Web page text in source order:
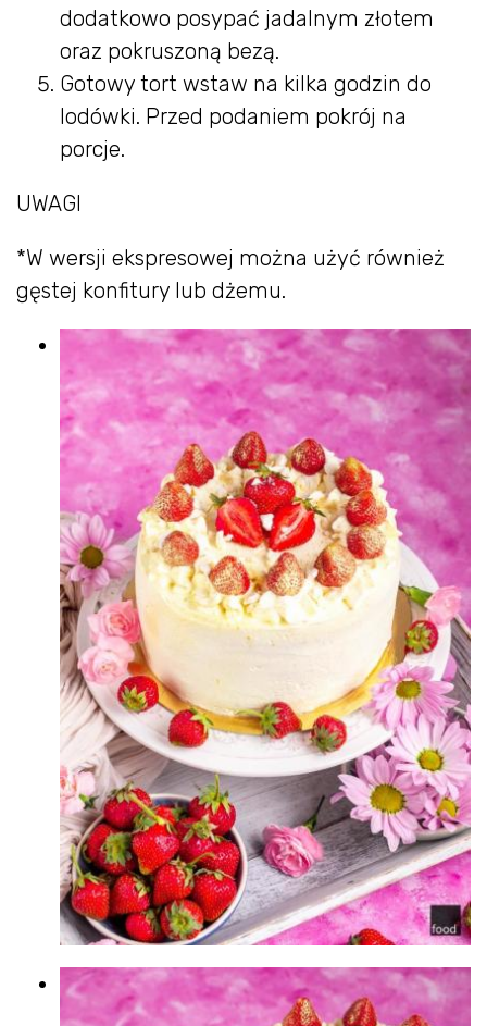
dodatkowo posypać jadalnym złotem
oraz pokruszoną bezą.
Gotowy tort wstaw na kilka godzin do
lodówki. Przed podaniem pokrój na
porcje.
UWAGI
*W wersji ekspresowej można użyć również
gęstej konfitury lub dżemu.